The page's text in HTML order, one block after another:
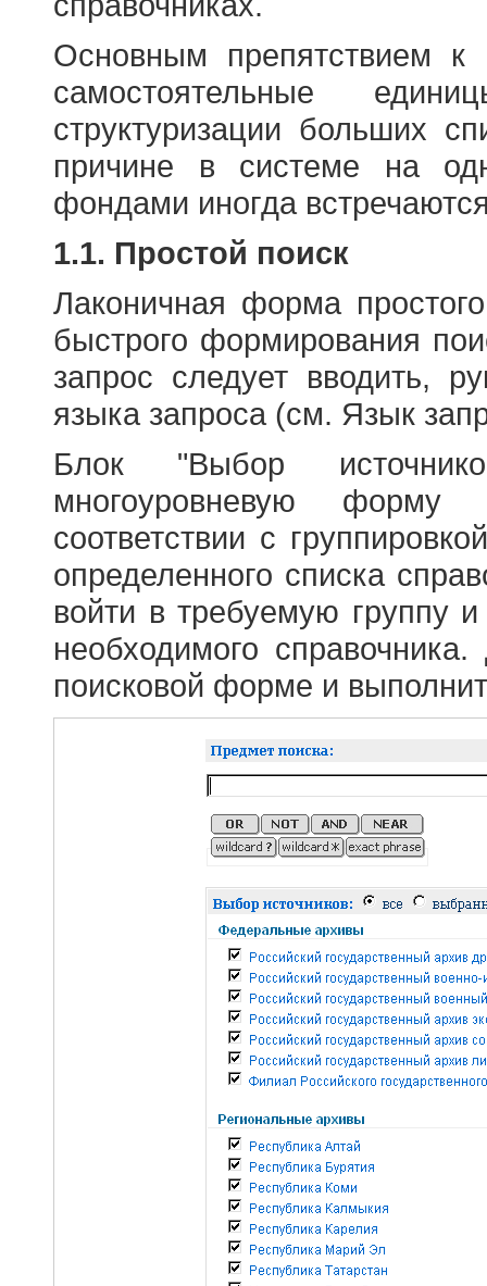
Основным препятствием
самостоятельные
структуризации больших
причине в системе на
фондами иногда
1.1. Простой поиск
Лаконичная форма
быстрого формирования
запрос следует вводить,
языка запроса (см. Язык
Блок "Выбор
многоуровневую форму
соответствии с
определенного списка
войти в требуемую группу и
необходимого
поисковой форме и